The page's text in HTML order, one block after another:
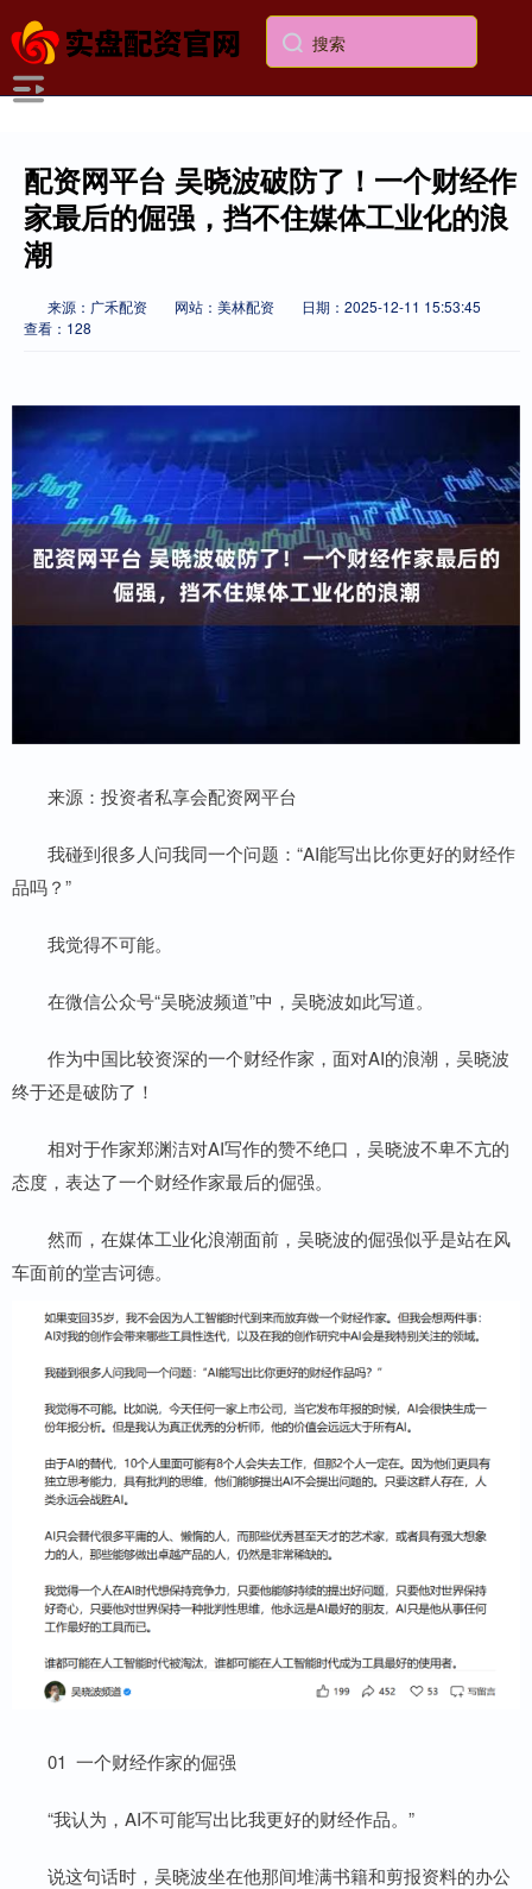
配资网平台 吴晓波破防了！一个财经作
家最后的倔强，挡不住媒体工业化的浪
潮
来源：广禾配资 网站：美林配资
日期：2025-12-11 15:53:45
查看：128
来源：投资者私享会配资网平台
我碰到很多人问我同一个问题：“AI能写出比你更好的财经作
品吗？”
我觉得不可能。
在微信公众号“吴晓波频道”中，吴晓波如此写道。
作为中国比较资深的一个财经作家，面对AI的浪潮，吴晓波
终于还是破防了！
相对于作家郑渊洁对AI写作的赞不绝口，吴晓波不卑不亢的
态度，表达了一个财经作家最后的倔强。
然而，在媒体工业化浪潮面前，吴晓波的倔强似乎是站在风
车面前的堂吉诃德。
01 一个财经作家的倔强
“我认为，AI不可能写出比我更好的财经作品。”
说这句话时，吴晓波坐在他那间堆满书籍和剪报资料的办公